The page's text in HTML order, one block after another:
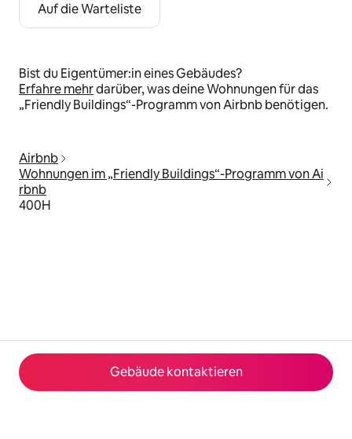
Gebäude kontaktieren
Auf die Warteliste
Bist du Eigentümer:in eines Gebäudes?
Erfahre mehrdarüber, was deine Wohnungen für das
„Friendly Buildings“-Programm von Airbnb benötigen.
Airbnb
Wohnungen im „Friendly Buildings“-Programm von Ai
rbnb
400H